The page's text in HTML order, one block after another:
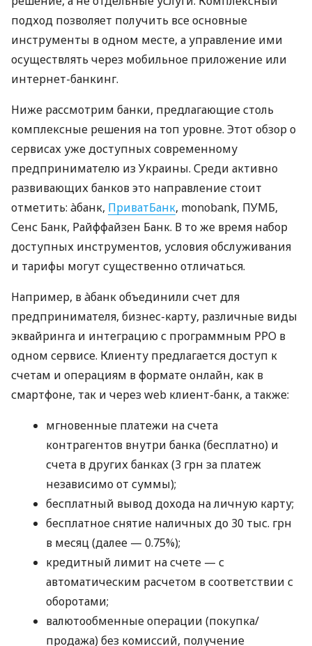
подход позволяет получить все основные
инструменты в одном месте, а управление ими
осуществлять через мобильное приложение или
интернет-банкинг.
Ниже рассмотрим банки, предлагающие столь
комплексные решения на топ уровне. Этот обзор о
сервисах уже доступных современному
предпринимателю из Украины. Среди активно
развивающих банков это направление стоит
отметить: àбанк, ПриватБанк, monobank, ПУМБ,
Сенс Банк, Райффайзен Банк. В то же время набор
доступных инструментов, условия обслуживания
и тарифы могут существенно отличаться.
Например, в àбанк объединили счет для
предпринимателя, бизнес-карту, различные виды
эквайринга и интеграцию с программным РРО в
одном сервисе. Клиенту предлагается доступ к
счетам и операциям в формате онлайн, как в
смартфоне, так и через web клиент-банк, а также:
мгновенные платежи на счета
контрагентов внутри банка (бесплатно) и
счета в других банках (3 грн за платеж
независимо от суммы);
бесплатный вывод дохода на личную карту;
бесплатное снятие наличных до 30 тыс. грн
в месяц (далее — 0.75%);
кредитный лимит на счете — с
автоматическим расчетом в соответствии с
оборотами;
валютообменные операции (покупка/
продажа) без комиссий, получение